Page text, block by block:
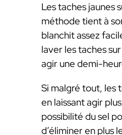
Les taches jaunes
méthode tient à
blanchit assez
laver les taches
agir une demi-
Si malgré tout, les
en laissant agir
possibilité du sel
d’éliminer en plus